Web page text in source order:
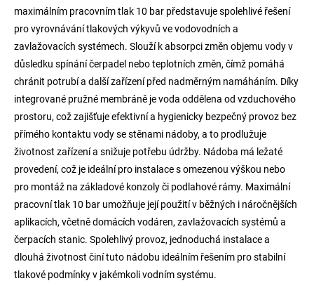
maximálním pracovním tlak 10 bar představuje spolehlivé řešení
pro vyrovnávání tlakových výkyvů ve vodovodních a
zavlažovacích systémech. Slouží k absorpci změn objemu vody v
důsledku spínání čerpadel nebo teplotních změn, čímž pomáhá
chránit potrubí a další zařízení před nadměrným namáháním. Díky
integrované pružné membráně je voda oddělena od vzduchového
prostoru, což zajišťuje efektivní a hygienicky bezpečný provoz bez
přímého kontaktu vody se stěnami nádoby, a to prodlužuje
životnost zařízení a snižuje potřebu údržby. Nádoba má ležaté
provedení, což je ideální pro instalace s omezenou výškou nebo
pro montáž na základové konzoly či podlahové rámy. Maximální
pracovní tlak 10 bar umožňuje její použití v běžných i náročnějších
aplikacích, včetně domácích vodáren, zavlažovacích systémů a
čerpacích stanic. Spolehlivý provoz, jednoduchá instalace a
dlouhá životnost činí tuto nádobu ideálním řešením pro stabilní
tlakové podmínky v jakémkoli vodním systému.